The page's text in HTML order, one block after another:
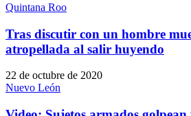
Quintana Roo
Tras discutir con un hombre
atropellada al salir huyendo
22 de octubre de 2020
Nuevo León